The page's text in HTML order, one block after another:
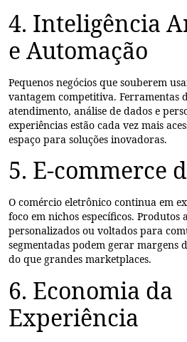
4. Inteligência
e Automação
Pequenos negócios que souberem
vantagem competitiva. Ferramentas
atendimento, análise de dados e
experiências estão cada vez mais
espaço para soluções inovadoras.
5. E-commerce
O comércio eletrônico continua em
foco em nichos específicos. Produtos
personalizados ou voltados para
segmentadas podem gerar margens
do que grandes marketplaces.
6. Economia da
Experiência